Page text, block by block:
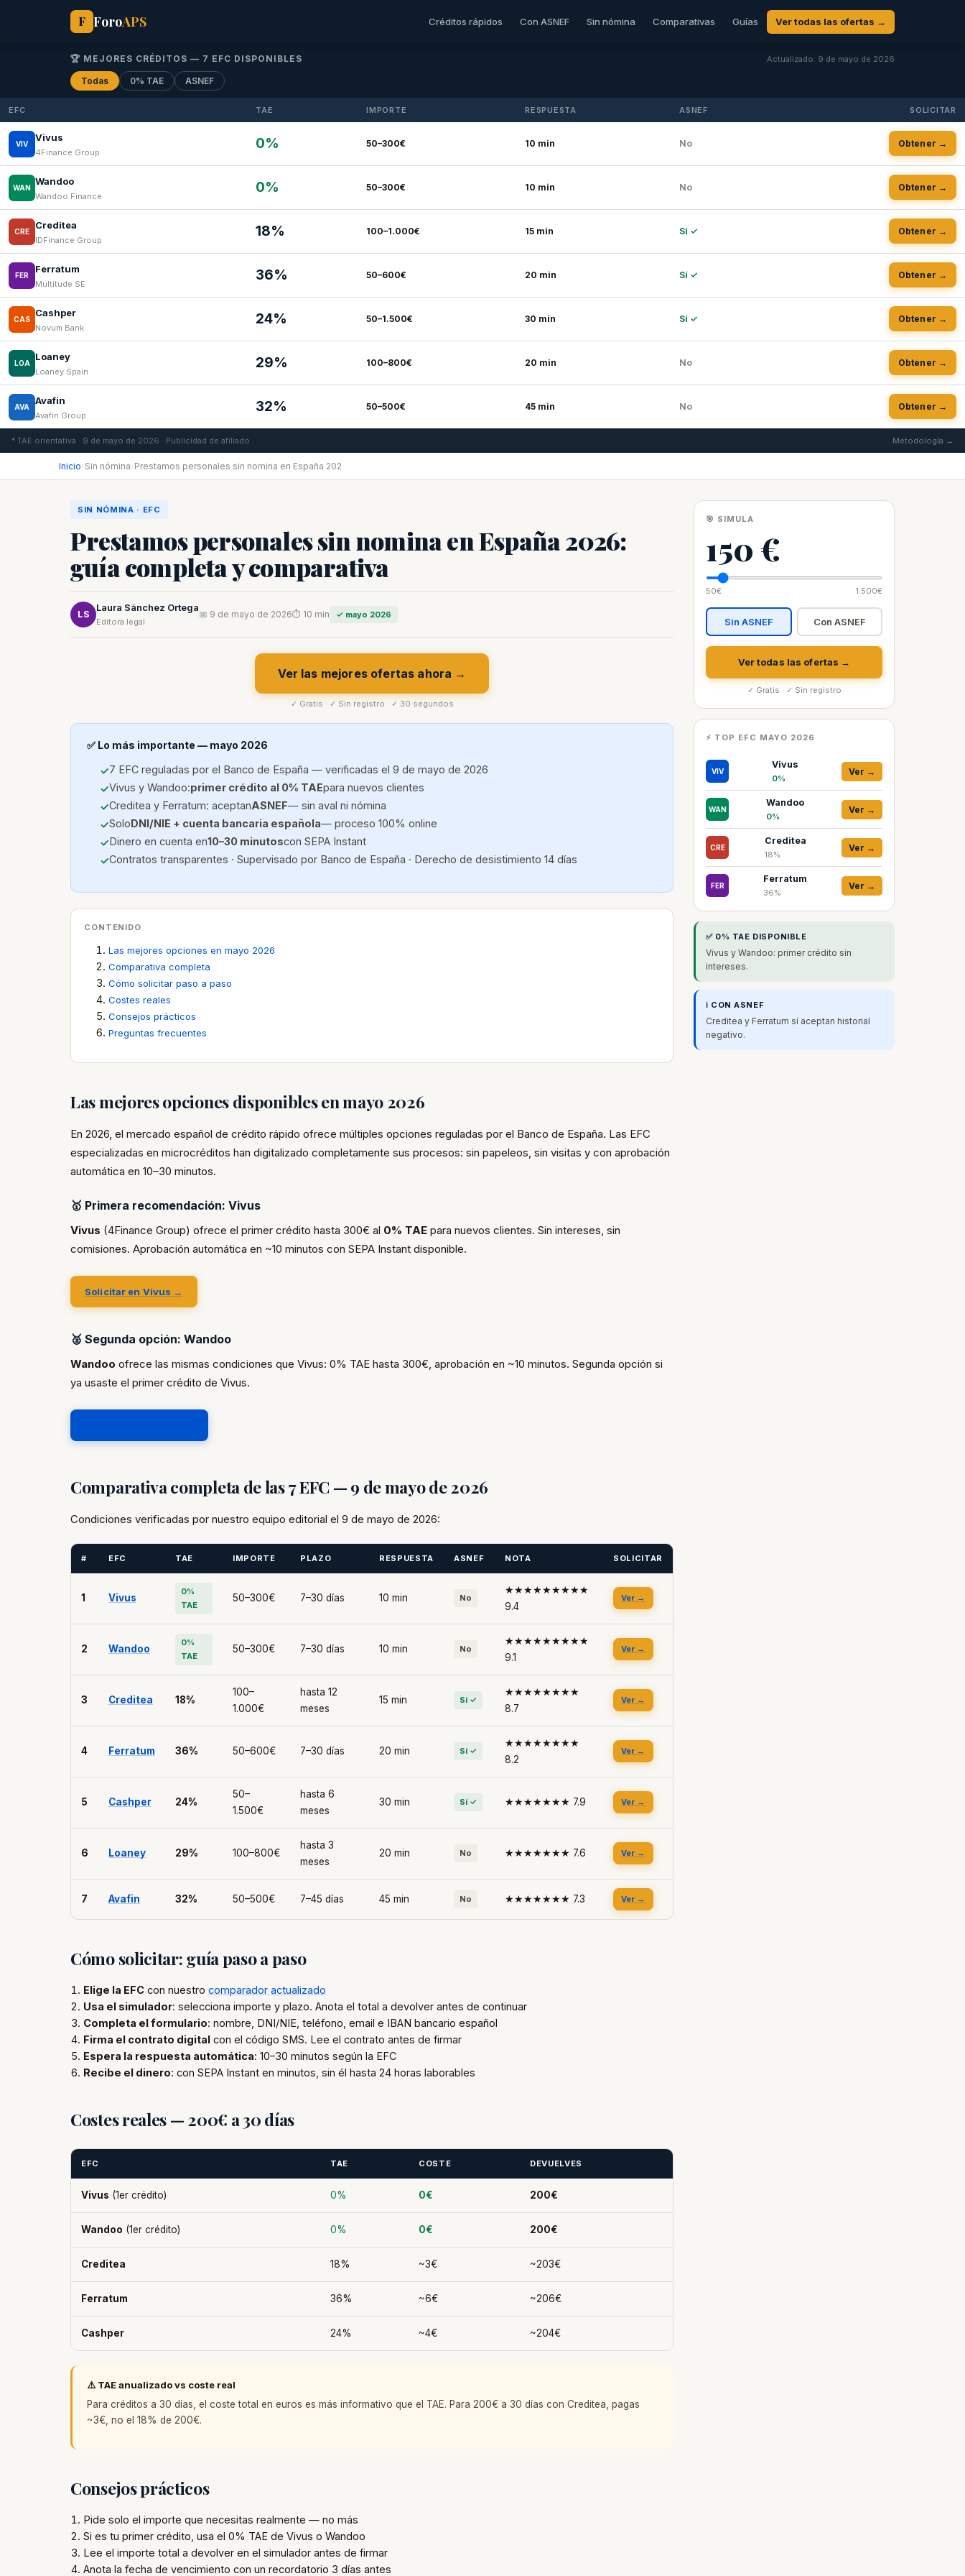
F ForoAPS Créditos rápidos Con ASNEF Sin nómina Comparativas Guías Ver todas las ofertas →
🏆 MEJORES CRÉDITOS — 7 EFC DISPONIBLES Actualizado: 9 de mayo de 2026
Todas 0% TAE ASNEF
EFC TAE IMPORTE RESPUESTA ASNEF SOLICITAR
VIV
Vivus
4Finance Group
0% 50–300€ 10 min No Obtener →
WAN
Wandoo
Wandoo Finance
0% 50–300€ 10 min No Obtener →
CRE
Creditea
IDFinance Group
18% 100–1.000€ 15 min Sí ✓ Obtener →
FER
Ferratum
Multitude SE
36% 50–600€ 20 min Sí ✓ Obtener →
CAS
Cashper
Novum Bank
24% 50–1.500€ 30 min Sí ✓ Obtener →
LOA
Loaney
Loaney Spain
29% 100–800€ 20 min No Obtener →
AVA
Avafin
Avafin Group
32% 50–500€ 45 min No Obtener →
* TAE orientativa · 9 de mayo de 2026 · Publicidad de afiliado Metodología →
Inicio›Sin nómina›Prestamos personales sin nomina en España 202
SIN NÓMINA · EFC
Prestamos personales sin nomina en España 2026:
guía completa y comparativa
LS
Laura Sánchez Ortega
Editora legal
📅 9 de mayo de 2026⏱ 10 min ✓ mayo 2026
Ver las mejores ofertas ahora →
✓ Gratis · ✓ Sin registro · ✓ 30 segundos
✅ Lo más importante — mayo 2026
7 EFC reguladas por el Banco de España — verificadas el 9 de mayo de 2026
Vivus y Wandoo:primer crédito al 0% TAEpara nuevos clientes
Creditea y Ferratum: aceptanASNEF— sin aval ni nómina
SoloDNI/NIE + cuenta bancaria española— proceso 100% online
Dinero en cuenta en10–30 minutoscon SEPA Instant
Contratos transparentes · Supervisado por Banco de España · Derecho de desistimiento 14 días
CONTENIDO
Las mejores opciones en mayo 2026
Comparativa completa
Cómo solicitar paso a paso
Costes reales
Consejos prácticos
Preguntas frecuentes
Las mejores opciones disponibles en mayo 2026
En 2026, el mercado español de crédito rápido ofrece múltiples opciones reguladas por el Banco de España. Las EFC
especializadas en microcréditos han digitalizado completamente sus procesos: sin papeleos, sin visitas y con aprobación
automática en 10–30 minutos.
🥇 Primera recomendación: Vivus
Vivus (4Finance Group) ofrece el primer crédito hasta 300€ al 0% TAE para nuevos clientes. Sin intereses, sin
comisiones. Aprobación automática en ~10 minutos con SEPA Instant disponible.
Solicitar en Vivus →
🥈 Segunda opción: Wandoo
Wandoo ofrece las mismas condiciones que Vivus: 0% TAE hasta 300€, aprobación en ~10 minutos. Segunda opción si
ya usaste el primer crédito de Vivus.
Comparativa completa de las 7 EFC — 9 de mayo de 2026
Condiciones verificadas por nuestro equipo editorial el 9 de mayo de 2026:
# EFC TAE IMPORTE PLAZO RESPUESTA ASNEF NOTA SOLICITAR
1 Vivus
0%
TAE
50–300€ 7–30 días 10 min No
★★★★★★★★★
9.4
Ver →
2 Wandoo
0%
TAE
50–300€ 7–30 días 10 min No
★★★★★★★★★
9.1
Ver →
3 Creditea 18%
100–
1.000€
hasta 12
meses
15 min Sí ✓
★★★★★★★★
8.7
Ver →
4 Ferratum 36% 50–600€ 7–30 días 20 min Sí ✓
★★★★★★★★
8.2
Ver →
5 Cashper 24%
50–
1.500€
hasta 6
meses
30 min Sí ✓ ★★★★★★★ 7.9 Ver →
6 Loaney 29% 100–800€
hasta 3
meses
20 min No ★★★★★★★ 7.6 Ver →
7 Avafin 32% 50–500€ 7–45 días 45 min No ★★★★★★★ 7.3 Ver →
Cómo solicitar: guía paso a paso
Elige la EFC con nuestro comparador actualizado
Usa el simulador: selecciona importe y plazo. Anota el total a devolver antes de continuar
Completa el formulario: nombre, DNI/NIE, teléfono, email e IBAN bancario español
Firma el contrato digital con el código SMS. Lee el contrato antes de firmar
Espera la respuesta automática: 10–30 minutos según la EFC
Recibe el dinero: con SEPA Instant en minutos, sin él hasta 24 horas laborables
Costes reales — 200€ a 30 días
EFC TAE COSTE DEVUELVES
Vivus (1er crédito) 0% 0€ 200€
Wandoo (1er crédito) 0% 0€ 200€
Creditea 18% ~3€ ~203€
Ferratum 36% ~6€ ~206€
Cashper 24% ~4€ ~204€
⚠️ TAE anualizado vs coste real
Para créditos a 30 días, el coste total en euros es más informativo que el TAE. Para 200€ a 30 días con Creditea, pagas
~3€, no el 18% de 200€.
Consejos prácticos
Pide solo el importe que necesitas realmente — no más
Si es tu primer crédito, usa el 0% TAE de Vivus o Wandoo
Lee el importe total a devolver en el simulador antes de firmar
Anota la fecha de vencimiento con un recordatorio 3 días antes
🎯 SIMULA
150 €
50€ 1.500€
Sin ASNEF Con ASNEF
Ver todas las ofertas →
✓ Gratis · ✓ Sin registro
⚡ TOP EFC MAYO 2026
VIV
Vivus
0%
Ver →
WAN
Wandoo
0%
Ver →
CRE
Creditea
18%
Ver →
FER
Ferratum
36%
Ver →
✅ 0% TAE DISPONIBLE
Vivus y Wandoo: primer crédito sin
intereses.
ℹ️ CON ASNEF
Creditea y Ferratum sí aceptan historial
negativo.